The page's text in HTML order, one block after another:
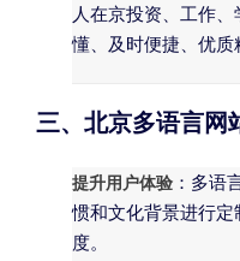
人在京投资、工作
懂、及时便捷、优质
三、北京多语言网
提升用户体验 ：多语
惯和文化背景进行
度。